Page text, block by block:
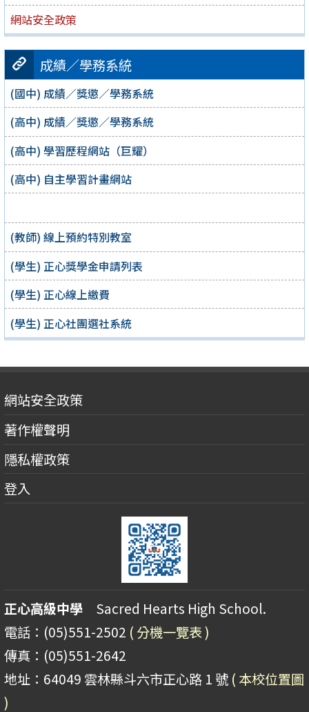
網站安全政策
成績／學務系統
(國中) 成績／獎懲／學務系統
(高中) 成績／獎懲／學務系統
(高中) 學習歷程網站（巨耀）
(高中) 自主學習計畫網站
(教師) 線上預約特別教室
(學生) 正心獎學金申請列表
(學生) 正心線上繳費
(學生) 正心社團選社系統
網站安全政策
著作權聲明
隱私權政策
登入
正心高級中學 Sacred Hearts High School.
電話：(05)551-2502 ( 分機一覽表 )
傳真：(05)551-2642
地址：64049 雲林縣斗六市正心路 1 號 ( 本校位置圖
)